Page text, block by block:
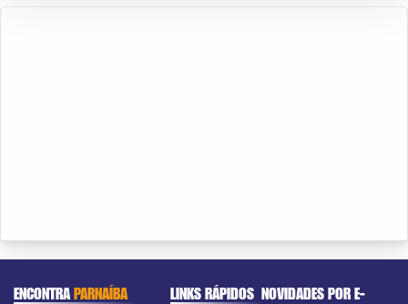
ENCONTRAPARNAÍBA LINKS RÁPIDOS NOVIDADES POR E-